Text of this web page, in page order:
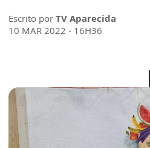
Escrito por TV Aparecida
10 MAR 2022 - 16H36